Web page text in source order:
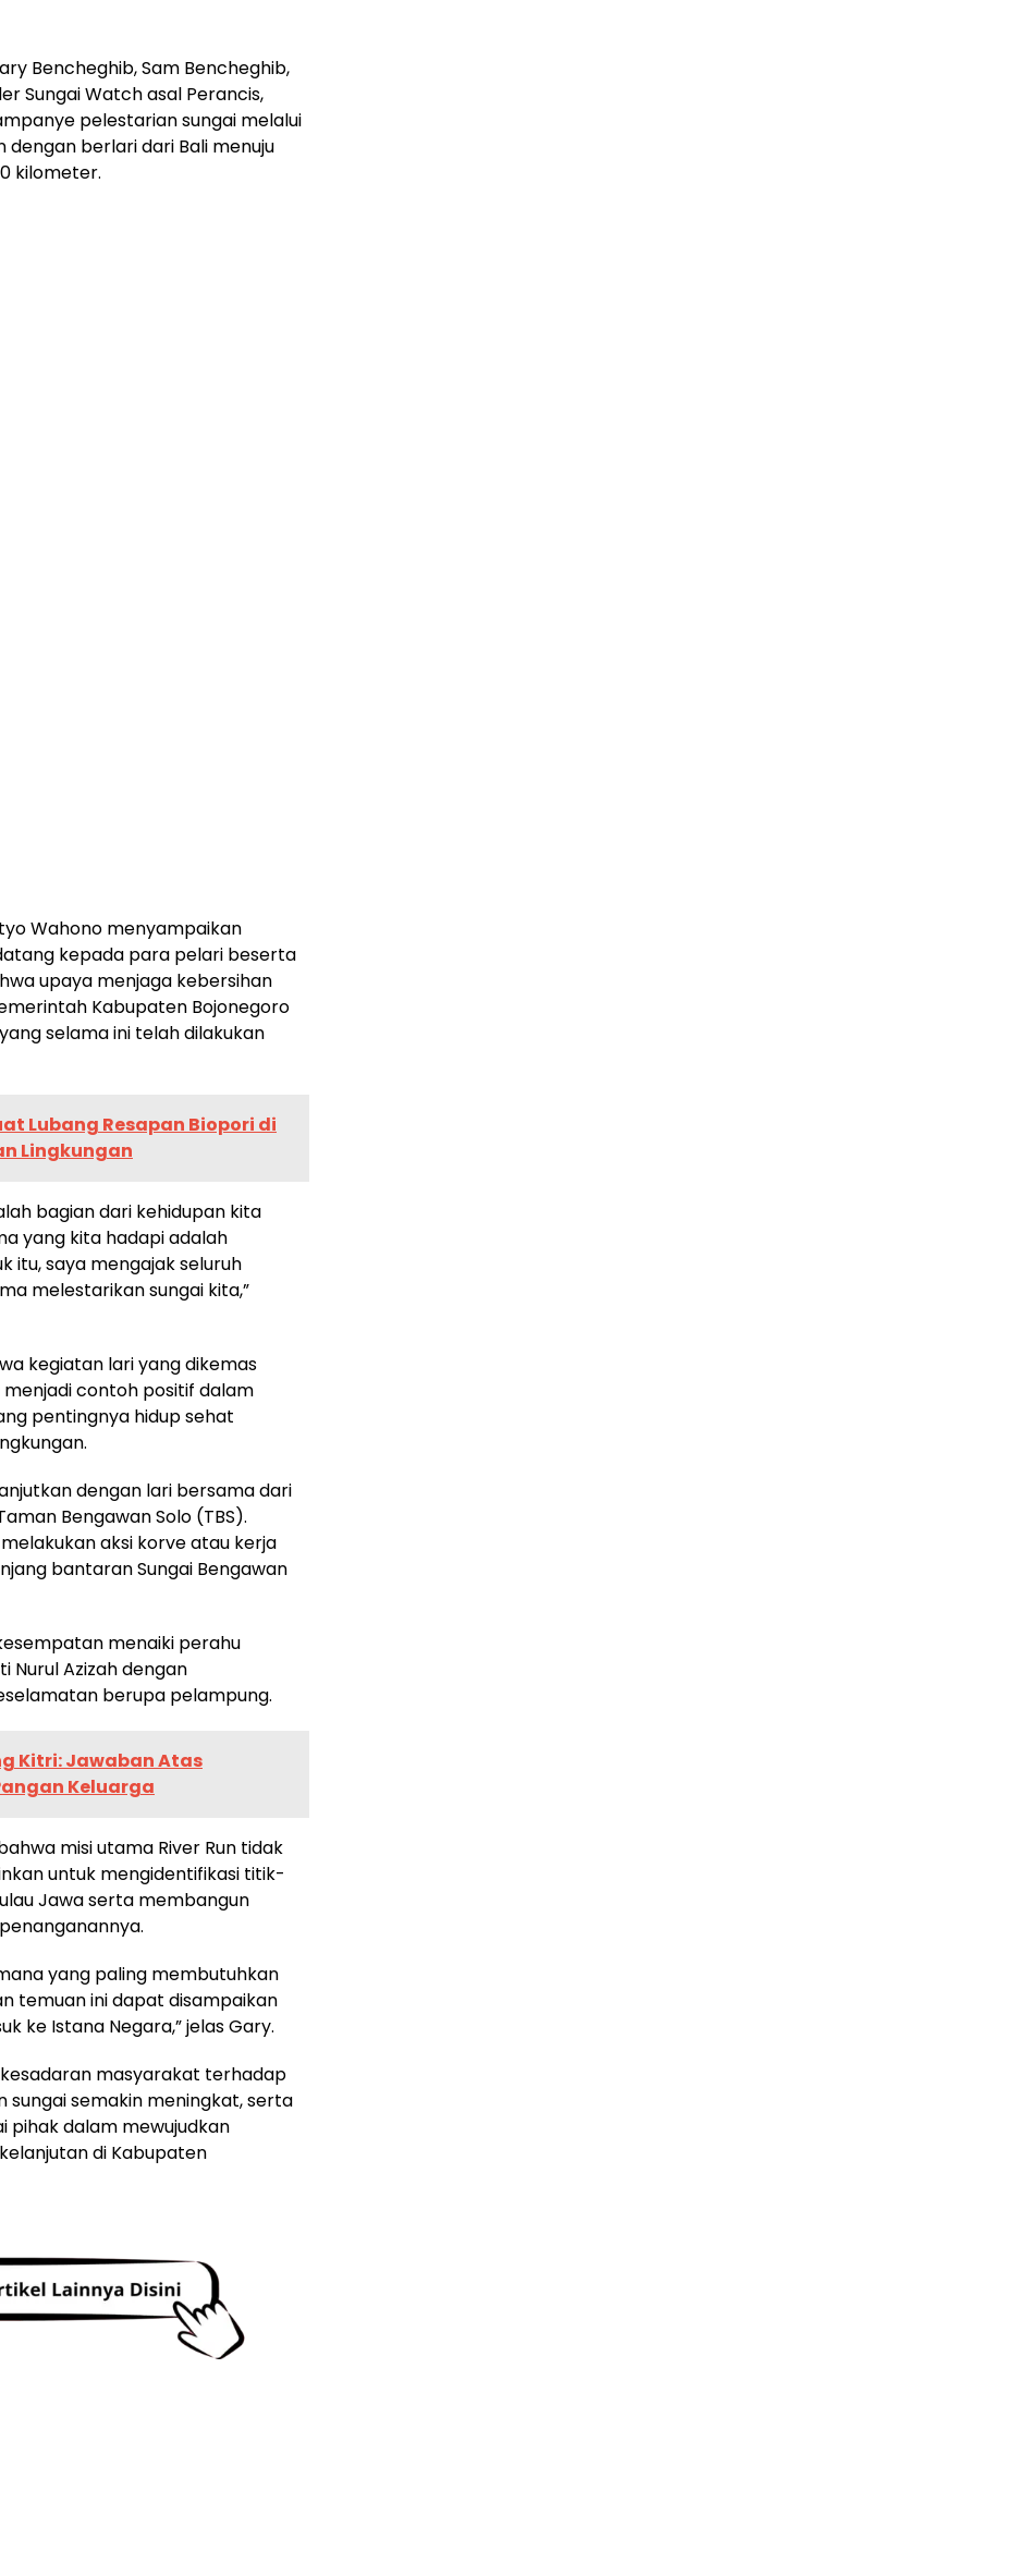
Bencheghib, Sam Bencheghib,
Sungai Watch asal Perancis,
pelestarian sungai melalui
dengan berlari dari Bali menuju
kilometer.
Wahono menyampaikan
kepada para pelari beserta
upaya menjaga kebersihan
Kabupaten Bojonegoro
selama ini telah dilakukan
Lubang Resapan Biopori di
Lingkungan
bagian dari kehidupan kita
yang kita hadapi adalah
itu, saya mengajak seluruh
melestarikan sungai kita,”
kegiatan lari yang dikemas
contoh positif dalam
pentingnya hidup sehat
dengan lari bersama dari
Bengawan Solo (TBS).
aksi korve atau kerja
bantaran Sungai Bengawan
menaiki perahu
Nurul Azizah dengan
berupa pelampung.
Kitri: Jawaban Atas
Keluarga
misi utama River Run tidak
untuk mengidentifikasi titik-
Jawa serta membangun
yang paling membutuhkan
temuan ini dapat disampaikan
ke Istana Negara,” jelas Gary.
masyarakat terhadap
semakin meningkat, serta
pihak dalam mewujudkan
di Kabupaten